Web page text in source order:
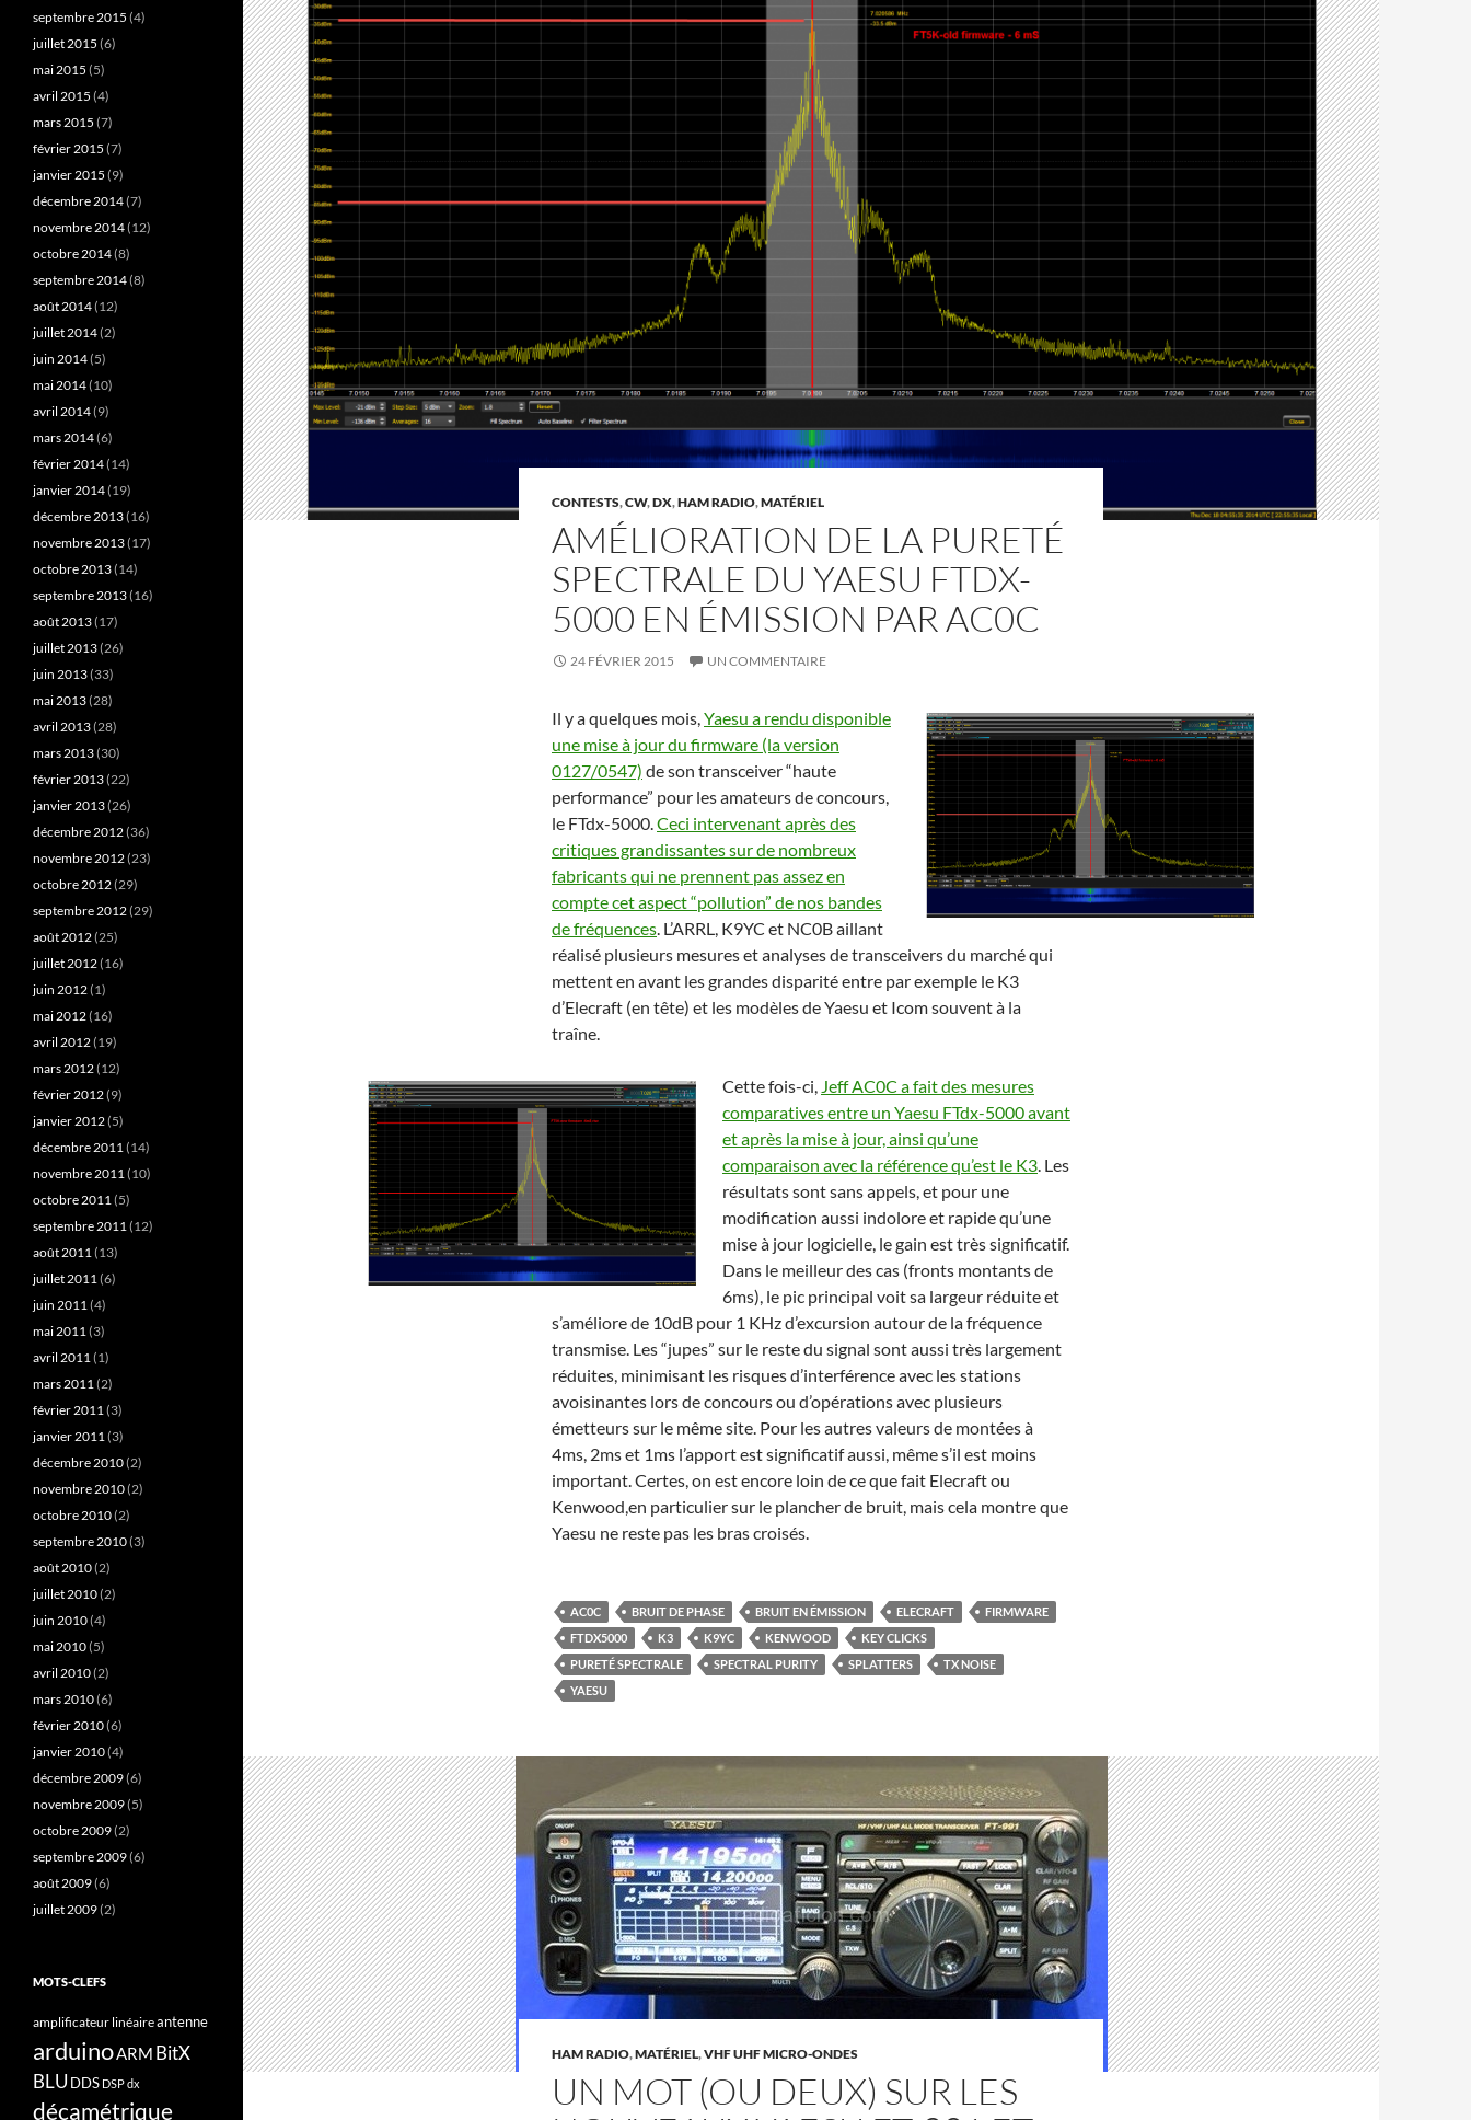
CONTESTS,CW,DX,HAM RADIO,MATÉRIEL
AMÉLIORATION DE LA PURETÉ
SPECTRALE DU YAESU FTDX-
5000 EN ÉMISSION PAR AC0C
24 FÉVRIER 2015 UN COMMENTAIRE
Il y a quelques mois,Yaesu a rendu disponible
une mise à jour du firmware (la version
0127/0547) de son transceiver “haute
performance” pour les amateurs de concours,
le FTdx-5000.Ceci intervenant après des
critiques grandissantes sur de nombreux
fabricants qui ne prennent pas assez en
compte cet aspect “pollution” de nos bandes
de fréquences. L’ARRL, K9YC et NC0B aillant
réalisé plusieurs mesures et analyses de transceivers du marché qui
mettent en avant les grandes disparité entre par exemple le K3
d’Elecraft (en tête) et les modèles de Yaesu et Icom souvent à la
traîne.
Cette fois-ci, Jeff AC0C a fait des mesures
comparatives entre un Yaesu FTdx-5000 avant
et après la mise à jour, ainsi qu’une
comparaison avec la référence qu’est le K3. Les
résultats sont sans appels, et pour une
modification aussi indolore et rapide qu’une
mise à jour logicielle, le gain est très significatif.
Dans le meilleur des cas (fronts montants de
6ms), le pic principal voit sa largeur réduite et
s’améliore de 10dB pour 1 KHz d’excursion autour de la fréquence
transmise. Les “jupes” sur le reste du signal sont aussi très largement
réduites, minimisant les risques d’interférence avec les stations
avoisinantes lors de concours ou d’opérations avec plusieurs
émetteurs sur le même site. Pour les autres valeurs de montées à
4ms, 2ms et 1ms l’apport est significatif aussi, même s’il est moins
important. Certes, on est encore loin de ce que fait Elecraft ou
Kenwood,en particulier sur le plancher de bruit, mais cela montre que
Yaesu ne reste pas les bras croisés.
AC0C BRUIT DE PHASE BRUIT EN ÉMISSION ELECRAFT
FIRMWARE
FTDX5000
K3 K9YC KENWOOD
KEY CLICKS
PURETÉ SPECTRALE
SPECTRAL PURITY SPLATTERS
TX NOISE
YAESU
HAM RADIO,MATÉRIEL,VHF UHF MICRO-ONDES
UN MOT (OU DEUX) SUR LES
septembre 2015 (4)
juillet 2015 (6)
mai 2015 (5)
avril 2015 (4)
mars 2015 (7)
février 2015 (7)
janvier 2015 (9)
décembre 2014(7)
novembre 2014(12)
octobre 2014(8)
septembre 2014(8)
août 2014(12)
juillet 2014(2)
juin 2014(5)
mai 2014(10)
avril 2014(9)
mars 2014(6)
février 2014(14)
janvier 2014(19)
décembre 2013(16)
novembre 2013(17)
octobre 2013(14)
septembre 2013(16)
août 2013(17)
juillet 2013(26)
juin 2013(33)
mai 2013(28)
avril 2013(28)
mars 2013(30)
février 2013(22)
janvier 2013(26)
décembre 2012(36)
novembre 2012(23)
octobre 2012(29)
septembre 2012(29)
août 2012(25)
juillet 2012(16)
juin 2012(1)
mai 2012(16)
avril 2012(19)
mars 2012(12)
février 2012(9)
janvier 2012(5)
décembre 2011(14)
novembre 2011(10)
octobre 2011(5)
septembre 2011(12)
août 2011(13)
juillet 2011(6)
juin 2011(4)
mai 2011(3)
avril 2011(1)
mars 2011(2)
février 2011(3)
janvier 2011(3)
décembre 2010(2)
novembre 2010(2)
octobre 2010(2)
septembre 2010(3)
août 2010(2)
juillet 2010(2)
juin 2010(4)
mai 2010(5)
avril 2010(2)
mars 2010(6)
février 2010(6)
janvier 2010(4)
décembre 2009(6)
novembre 2009(5)
octobre 2009(2)
septembre 2009(6)
août 2009(6)
juillet 2009(2)
MOTS-CLEFS
amplificateur linéaireantenne
arduinoARM BitX
BLU DDS DSPdx
décamétrique